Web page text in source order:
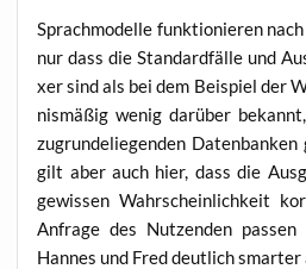
Sprach­mo­del­le funk­tio­nie­ren
nur dass die Stan­dard­fäl­le und
xer sind als bei dem Bei­spiel der
nis­mä­ßig wenig dar­über
zugrun­de­lie­gen­den
gilt aber auch hier, dass die
gewis­sen Wahr­schein­lich­keit
Anfra­ge des Nut­zen­den
Han­nes und Fred deut­lich